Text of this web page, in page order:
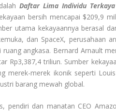
Daftar Lima Individu
bersih mencapai $209,9
utama kekayaannya berasal
dan SpaceX, perusahaan
ruang angkasa. Bernard Arnault
Rp3,387,4 triliun. Sumber
merek-merek ikonik seperti
barang mewah global.
pendiri dan manatan CEO